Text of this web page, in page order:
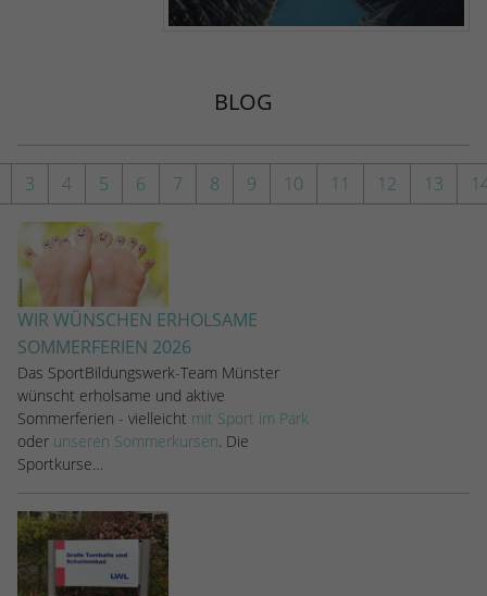
BLOG
3 4 5 6 7 8 9 10 11 12 13
WIR WÜNSCHEN ERHOLSAME
SOMMERFERIEN 2026
Das SportBildungswerk-Team Münster
wünscht erholsame und aktive
Sommerferien - vielleicht mit Sport im Park
oder unseren Sommerkursen. Die
Sportkurse…
_dc_gtm_UA-53600496-1
Zweck
Dieser Cookie identifiziert die Besucher
Alter, Geschlecht oder Interessen und